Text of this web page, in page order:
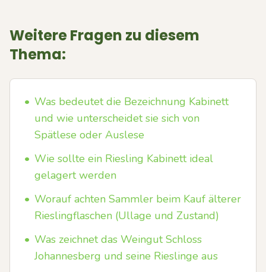
Weitere Fragen zu diesem
Thema:
• Was bedeutet die Bezeichnung Kabinett
und wie unterscheidet sie sich von
Spätlese oder Auslese
• Wie sollte ein Riesling Kabinett ideal
gelagert werden
• Worauf achten Sammler beim Kauf älterer
Rieslingflaschen (Ullage und Zustand)
• Was zeichnet das Weingut Schloss
Johannesberg und seine Rieslinge aus